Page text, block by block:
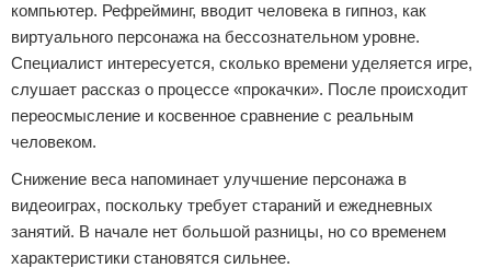
компьютер. Рефрейминг, вводит человека в гипноз, как
виртуального персонажа на бессознательном уровне.
Специалист интересуется, сколько времени уделяется игре,
слушает рассказ о процессе «прокачки». После происходит
переосмысление и косвенное сравнение с реальным
человеком.
Снижение веса напоминает улучшение персонажа в
видеоиграх, поскольку требует стараний и ежедневных
занятий. В начале нет большой разницы, но со временем
характеристики становятся сильнее.